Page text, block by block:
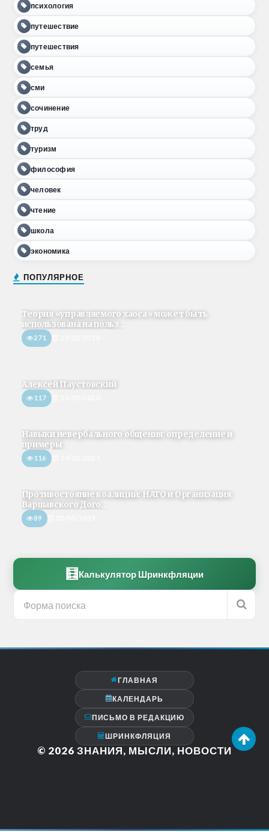
психология
путешествие
путешествия
семья
сми
сочинение
труд
туризм
философия
человек
чтение
школа
экономика
ПОПУЛЯРНОЕ
Теория «управляемого хаоса» может быть
использована на польз...
271
Алексей Паустовский
117
Навыки невербального общения: определение и
примеры
116
Противостояние коалиций: НАТО и Организация
Варшавского Дого...
89
🧮 Калькулятор Шринкфляции
ГЛАВНАЯ
КАЛЕНДАРЬ
ПИСЬМО В РЕДАКЦИЮ
ШРИНКФЛЯЦИЯ
© 2026 ЗНАНИЯ, МЫСЛИ, НОВОСТИ